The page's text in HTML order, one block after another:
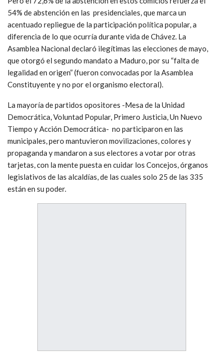
54% de abstención en las presidenciales, que marca un
acentuado repliegue de la participación política popular, a
diferencia de lo que ocurría durante vida de Chávez. La
Asamblea Nacional declaró ilegítimas las elecciones de mayo,
que otorgó el segundo mandato a Maduro, por su “falta de
legalidad en origen” (fueron convocadas por la Asamblea
Constituyente y no por el organismo electoral).
La mayoría de partidos opositores -Mesa de la Unidad
Democrática, Voluntad Popular, Primero Justicia, Un Nuevo
Tiempo y Acción Democrática- no participaron en las
municipales, pero mantuvieron movilizaciones, colores y
propaganda y mandaron a sus electores a votar por otras
tarjetas, con la mente puesta en cuidar los Concejos, órganos
legislativos de las alcaldías, de las cuales solo 25 de las 335
están en su poder.